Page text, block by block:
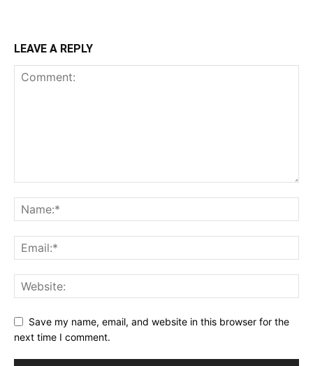
LEAVE A REPLY
Save my name, email, and website in this browser for the
next time I comment.